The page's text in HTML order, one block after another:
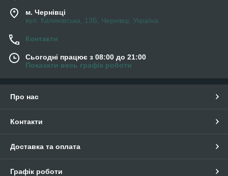
м. Чернівці
вул. Калинівська, 13Б, Чернівці, Україна
Контакти
Сьогодні працює з 08:00 до 21:00
Показати весь графік роботи
Про нас
Контакти
Доставка та оплата
Графік роботи